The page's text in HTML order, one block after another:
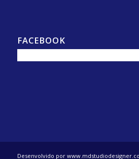
FACEBOOK
Desenvolvido por